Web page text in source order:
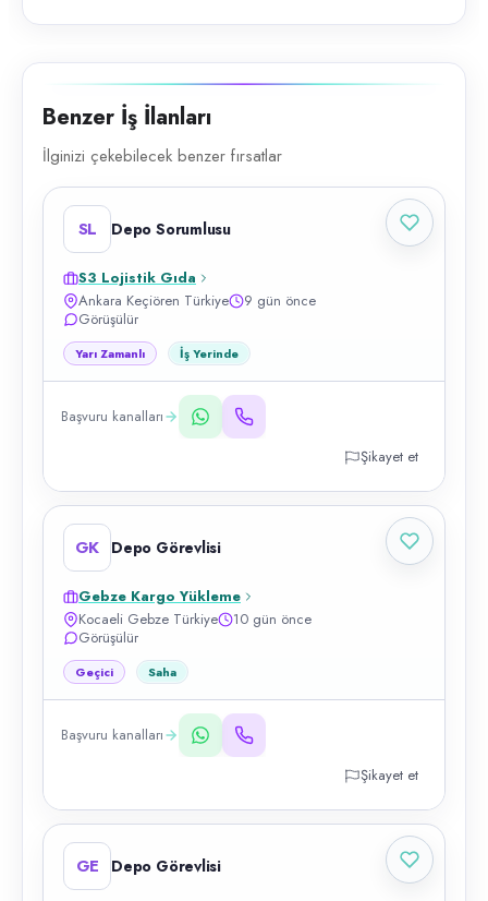
Benzer İş İlanları
İlginizi çekebilecek benzer fırsatlar
SL Depo Sorumlusu
S3 Lojistik Gıda
Ankara Keçiören Türkiye
9 gün önce
Görüşülür
Yarı Zamanlı İş Yerinde
Başvuru kanalları
Şikayet et
GK Depo Görevlisi
Gebze Kargo Yükleme
Kocaeli Gebze Türkiye
10 gün önce
Görüşülür
Geçici Saha
Başvuru kanalları
Şikayet et
GE Depo Görevlisi